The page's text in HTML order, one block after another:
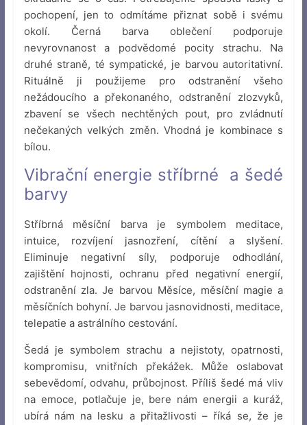
pochopení, jen to odmítáme přiznat sobě i svému
okolí. Černá barva oblečení podporuje
nevyrovnanost a podvědomé pocity strachu. Na
druhé straně, té sympatické, je barvou autoritativní.
Rituálně ji použijeme pro odstranění všeho
nežádoucího a překonaného, odstranění zlozvyků,
zbavení se všech nechtěných pout, pro zvládnutí
nečekaných velkých změn. Vhodná je kombinace s
bílou.
Vibrační energie stříbrné a šedé
barvy
Stříbrná měsíční barva je symbolem meditace,
intuice, rozvíjení jasnozření, cítění a slyšení.
Eliminuje negativní síly, podporuje odhodlání,
zajištění hojnosti, ochranu před negativní energií,
odstranění zla. Je barvou Měsíce, měsíční magie a
měsíčních bohyní. Je barvou jasnovidnosti, meditace,
telepatie a astrálního cestování.
Šedá je symbolem strachu a nejistoty, opatrnosti,
kompromisu, vnitřních překážek. Může oslabovat
sebevědomí, odvahu, průbojnost. Příliš šedé má vliv
na emoce, potlačuje je, bere nám energii a kuráž,
ubírá nám na lesku a přitažlivosti – říká se, že je